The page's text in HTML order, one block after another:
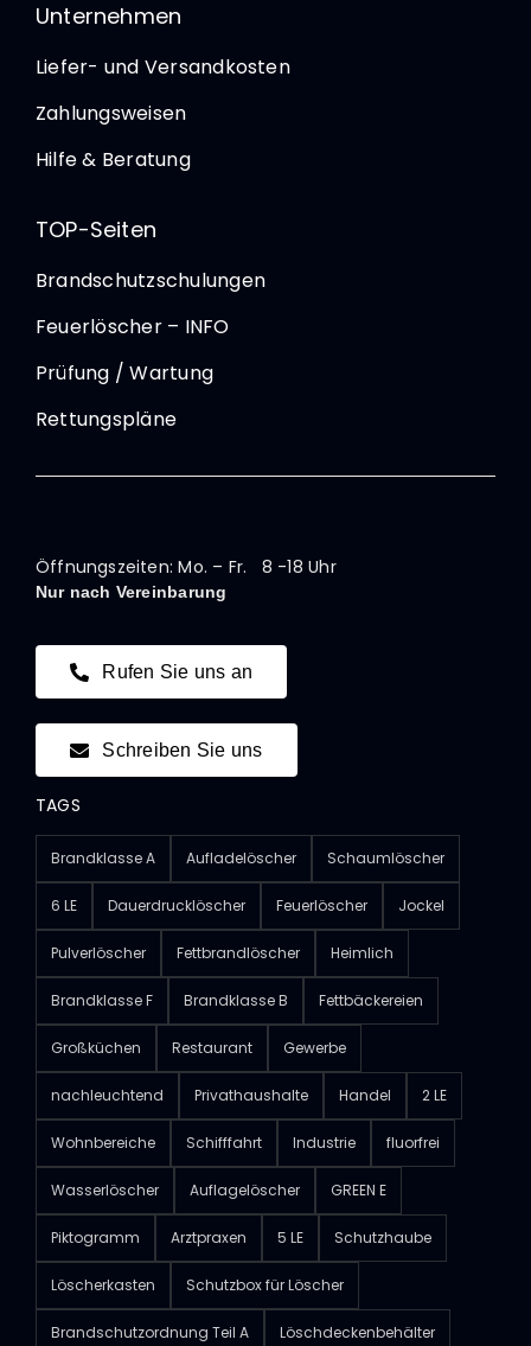
Unternehmen
Liefer- und Versandkosten
Zahlungsweisen
Hilfe & Beratung
TOP-Seiten
Brandschutzschulungen
Feuerlöscher – INFO
Prüfung / Wartung
Rettungspläne
Öffnungszeiten: Mo. – Fr. 8 -18 Uhr
Nur nach Vereinbarung
Rufen Sie uns an
Schreiben Sie uns
TAGS
Brandklasse A Aufladelöscher Schaumlöscher
6 LE Dauerdrucklöscher Feuerlöscher Jockel
Pulverlöscher Fettbrandlöscher Heimlich
Brandklasse F Brandklasse B Fettbäckereien
Großküchen Restaurant Gewerbe
nachleuchtend Privathaushalte Handel 2 LE
Wohnbereiche Schifffahrt Industrie fluorfrei
Wasserlöscher Auflagelöscher GREEN E
Piktogramm Arztpraxen 5 LE Schutzhaube
Löscherkasten Schutzbox für Löscher
Brandschutzordnung Teil A Löschdeckenbehälter